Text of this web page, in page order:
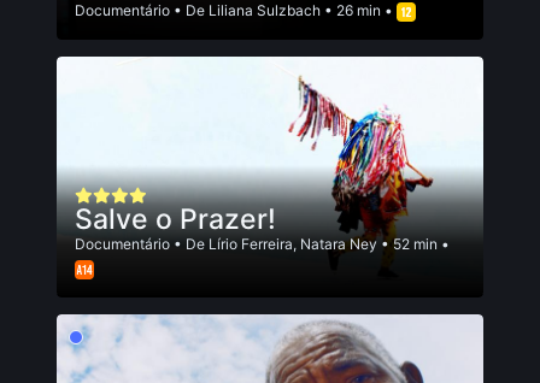
Documentário • De Liliana Sulzbach • 26 min •
Salve o Prazer!
Documentário • De Lí­rio Ferreira, Natara Ney • 52 min •